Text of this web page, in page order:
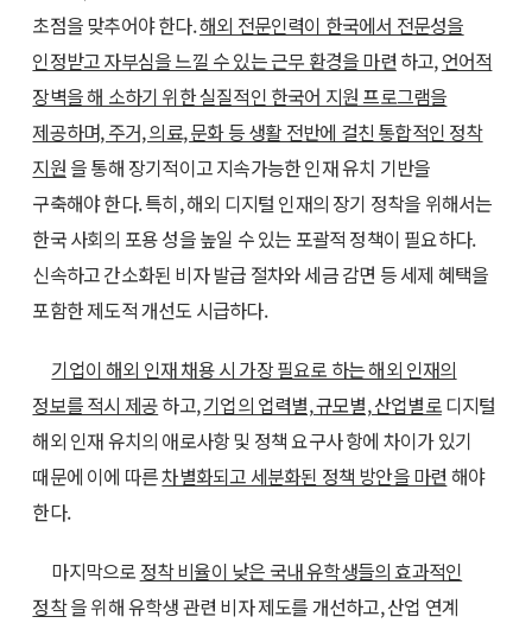
초점을 맞추어야 한다.해외 전문인력이 한국에서 전문성을
인정받고 자부심을 느낄 수 있는 근무 환경을 마련 하고,언어적
장벽을 해 소하기 위한 실질적인 한국어 지원 프로그램을
제공하며, 주거, 의료, 문화 등 생활 전반에 걸친 통합적인 정착
지원 을 통해 장기적이고 지속가능한 인재 유치 기반을
구축해야 한다. 특히, 해외 디지털 인재의 장기 정착을 위해서는
한국 사회의 포용 성을 높일 수 있는 포괄적 정책이 필요하다.
신속하고 간소화된 비자 발급 절차와 세금 감면 등 세제 혜택을
포함한 제도적 개선도 시급하다.
기업이 해외 인재 채용 시 가장 필요로 하는 해외 인재의
정보를 적시 제공하고,기업의 업력별, 규모별, 산업별로디지털
해외 인재 유치의 애로사항 및 정책 요구사 항에 차이가 있기
때문에 이에 따른차별화되고 세분화된 정책 방안을 마련 해야
한다.
마지막으로 정착 비율이 낮은 국내 유학생들의 효과적인
정착을 위해 유학생 관련 비자 제도를 개선하고, 산업 연계